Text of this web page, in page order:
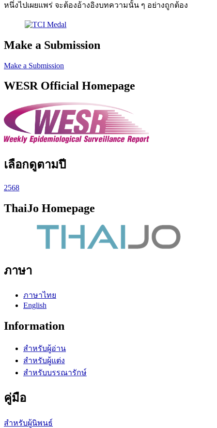
หนึ่งไปเผยแพร่ จะต้องอ้างอิงบทความนั้น ๆ อย่างถูกต้อง
Make a Submission
Make a Submission
WESR Official Homepage
เลือกดูตามปี
2568
ThaiJo Homepage
ภาษา
ภาษาไทย
English
Information
สำหรับผู้อ่าน
สำหรับผู้แต่ง
สำหรับบรรณารักษ์
คู่มือ
สำหรับผู้นิพนธ์